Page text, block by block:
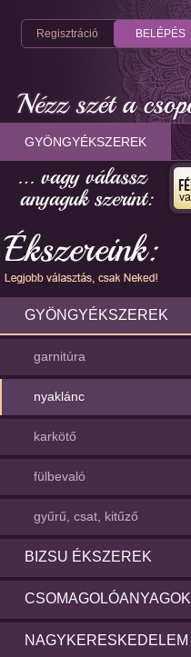
Regisztráció BELÉPÉS
GYÖNGYÉKSZEREK
GYÖNGYÉKSZEREK
garnitúra
nyaklánc
karkötő
fülbevaló
gyűrű, csat, kitűző
BIZSU ÉKSZEREK
CSOMAGOLÓANYAGOK
NAGYKERESKEDELEM